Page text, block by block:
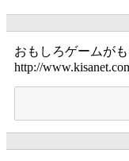
おもしろゲームが
http://